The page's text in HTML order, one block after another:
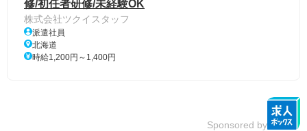
修/初任者研修/未経験OK
株式会社ツクイスタッフ
派遣社員
北海道
時給1,200円～1,400円
Sponsored by